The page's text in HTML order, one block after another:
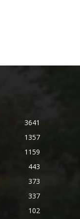
3641
1357
1159
443
373
337
102